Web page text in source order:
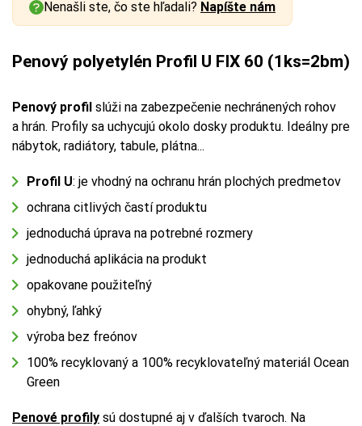
Nenašli ste, čo ste hľadali? Napíšte nám
Penový polyetylén Profil U FIX 60 (1ks=2bm)
Penový profil slúži na zabezpečenie nechránených rohov
a hrán. Profily sa uchycujú okolo dosky produktu. Ideálny pre
nábytok, radiátory, tabule, plátna...
Profil U: je vhodný na ochranu hrán plochých predmetov
ochrana citlivých častí produktu
jednoduchá úprava na potrebné rozmery
jednoduchá aplikácia na produkt
opakovane použiteľný
ohybný, ľahký
výroba bez freónov
100% recyklovaný a 100% recyklovateľný materiál Ocean
Green
Penové profily sú dostupné aj v ďalších tvaroch. Na